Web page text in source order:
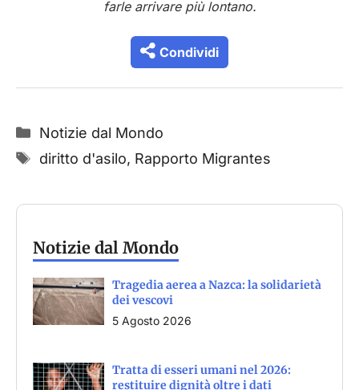
farle arrivare più lontano.
Condividi
Categorie
Notizie dal Mondo
Tag
diritto d'asilo, Rapporto Migrantes
Notizie dal Mondo
Tragedia aerea a Nazca: la solidarietà
dei vescovi
5 Agosto 2026
Tratta di esseri umani nel 2026:
restituire dignità oltre i dati